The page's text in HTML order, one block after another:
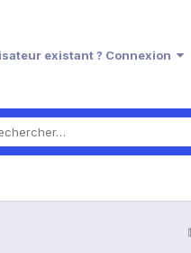
existant ? Connexion